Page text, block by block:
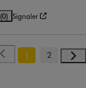
(0) Signaler
1 2